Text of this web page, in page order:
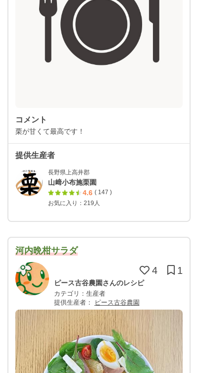
コメント
栗が甘くて最高です！
提供生産者
長野県上高井郡
山﨑小布施栗園
4.6 ( 147 )
お気に入り：219人
河内晩柑サラダ
4 1
ピース古谷農園さんのレシピ
カテゴリ：生産者
提供生産者：
ピース古谷農園